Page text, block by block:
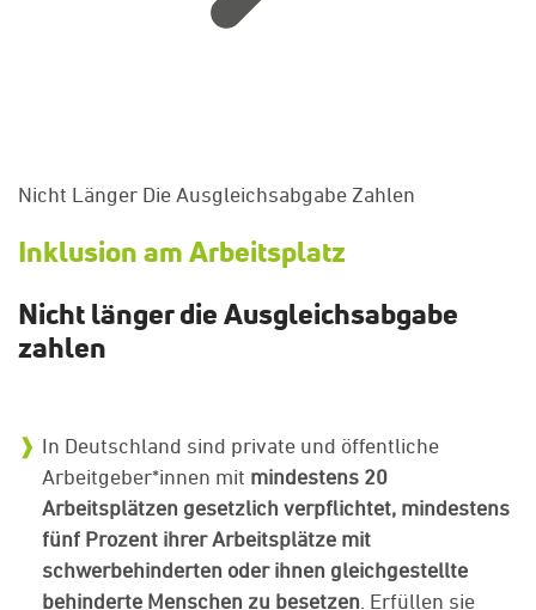
Nicht Länger Die Ausgleichsabgabe Zahlen
Inklusion am Arbeitsplatz
Nicht länger die Ausgleichsabgabe
zahlen
In Deutschland sind private und öffentliche
Arbeitgeber*innen mit mindestens 20
Arbeitsplätzen gesetzlich verpflichtet, mindestens
fünf Prozent ihrer Arbeitsplätze mit
schwerbehinderten oder ihnen gleichgestellte
behinderte Menschen zu besetzen . Erfüllen sie